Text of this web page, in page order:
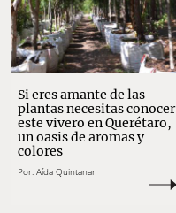
Si eres amante de las
plantas necesitas conocer
este vivero en Querétaro,
un oasis de aromas y
colores
Por: Aída Quintanar